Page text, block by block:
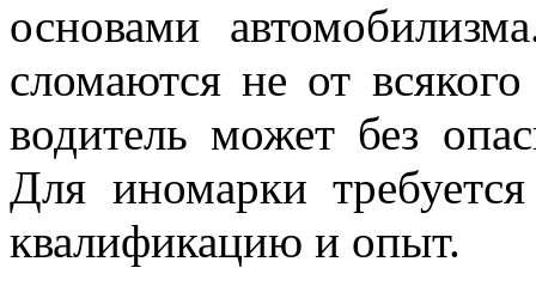
основами
сломаются не от
водитель может без
Для иномарки
квалификацию и опыт.